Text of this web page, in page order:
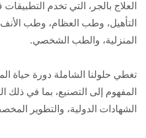
العلاج بالجر، التي تخدم
التأهيل، وطب العظام، وطب الأنف
المنزلية، والطب الشخصي.
تغطي حلولنا الشاملة دورة حياة
المفهوم إلى التصنيع، بما في ذلك
الشهادات الدولية، والتطوير